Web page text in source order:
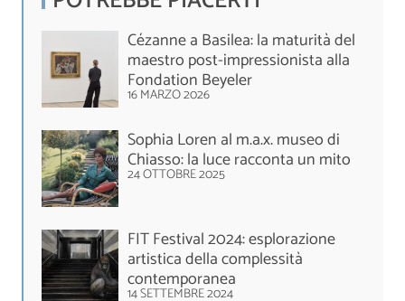
Cézanne a Basilea: la maturità del
maestro post-impressionista alla
Fondation Beyeler
16 MARZO 2026
Sophia Loren al m.a.x. museo di
Chiasso: la luce racconta un mito
24 OTTOBRE 2025
FIT Festival 2024: esplorazione
artistica della complessità
contemporanea
14 SETTEMBRE 2024